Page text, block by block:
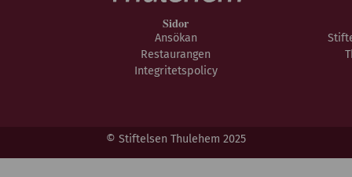
Sidor
Ansökan
Restaurangen
Integritetspolicy
© Stiftelsen Thulehem 2025